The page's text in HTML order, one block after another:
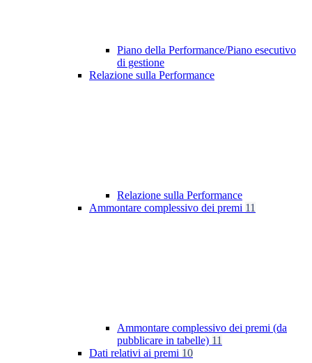
Piano della Performance/Piano esecutivo
di gestione
Relazione sulla Performance
Relazione sulla Performance
Ammontare complessivo dei premi 11
Ammontare complessivo dei premi (da
pubblicare in tabelle) 11
Dati relativi ai premi 10